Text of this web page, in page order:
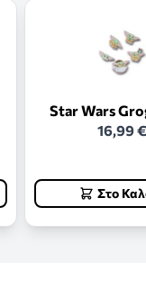
Star Wars
16,99 €
Στο